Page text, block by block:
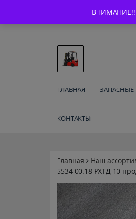
ВНИМАНИЕ!!!
content
Запчасти
ГЛАВНАЯ ЗАПАСНЫЕ
КОНТАКТЫ
Главная Наш
5534 00.18 РХТД 10